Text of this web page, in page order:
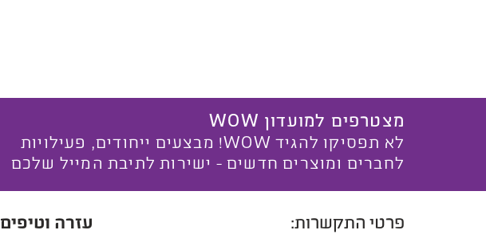
מצטרפים למועדון WOW
לא תפסיקו להגיד WOW! מבצעים ייחודים, פעילויות
לחברים ומוצרים חדשים - ישירות לתיבת המייל שלכם
פרטי התקשרות: עזרה וטיפים